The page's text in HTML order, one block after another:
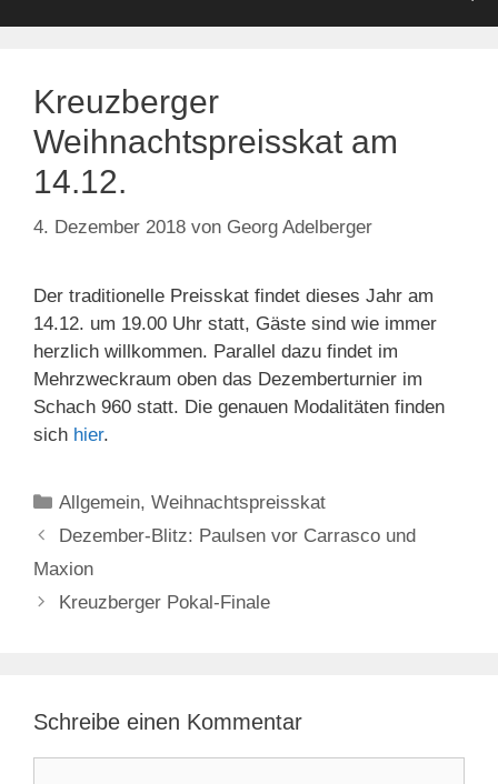
Kreuzberger
Weihnachtspreisskat am
14.12.
4. Dezember 2018 von Georg Adelberger
Der traditionelle Preisskat findet dieses Jahr am
14.12. um 19.00 Uhr statt, Gäste sind wie immer
herzlich willkommen. Parallel dazu findet im
Mehrzweckraum oben das Dezemberturnier im
Schach 960 statt. Die genauen Modalitäten finden
sich hier.
Kategorien
Allgemein,Weihnachtspreisskat
Dezember-Blitz: Paulsen vor Carrasco und
Maxion
Kreuzberger Pokal-Finale
Schreibe einen Kommentar